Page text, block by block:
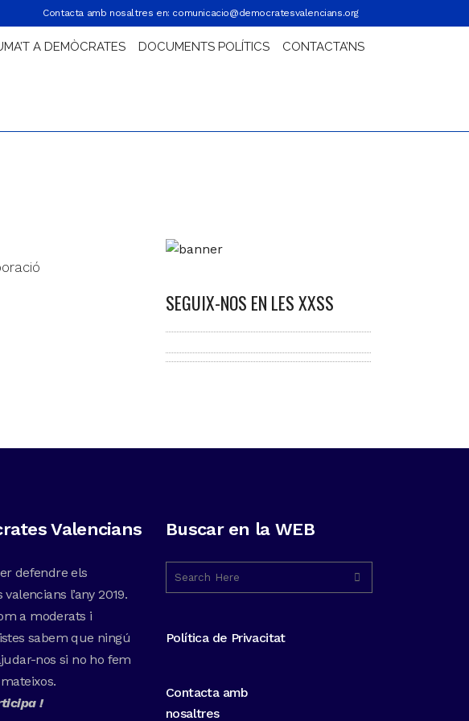
Contacta amb nosaltres en: comunicacio@democratesvalencians.org
A DEMÒCRATES DOCUMENTS POLÍTICS CONTACTA’NS
SEGUIX-NOS EN LES XXSS
Valencians
defendre els
valencians l’any 2019.
a moderats i
sabem que ningú
nos si no ho fem
!
Buscar en la WEB
Política de Privacitat
Contacta amb
nosaltres